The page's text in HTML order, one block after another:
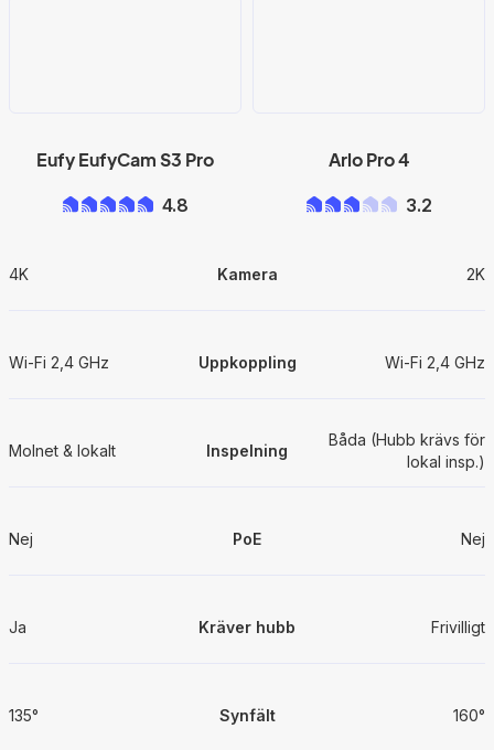
Eufy EufyCam S3 Pro
4.8
Arlo Pro 4
3.2
4K Kamera 2K
Wi-Fi 2,4 GHz Uppkoppling Wi-Fi 2,4 GHz
Molnet & lokalt Inspelning
Båda (Hubb krävs för
lokal insp.)
Nej PoE Nej
Ja Kräver hubb Frivilligt
135° Synfält 160°